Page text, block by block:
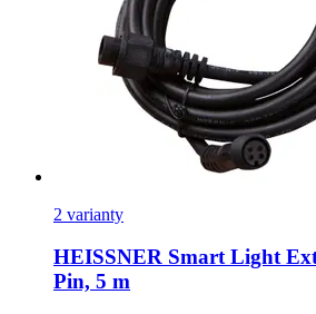
2 varianty
HEISSNER Smart Light
Pin, 5 m